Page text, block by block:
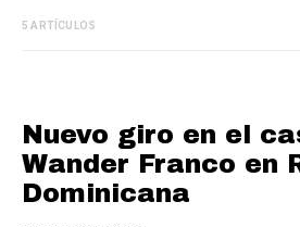
5 ARTÍCULOS
Nuevo giro en el
Wander Franco en
Dominicana